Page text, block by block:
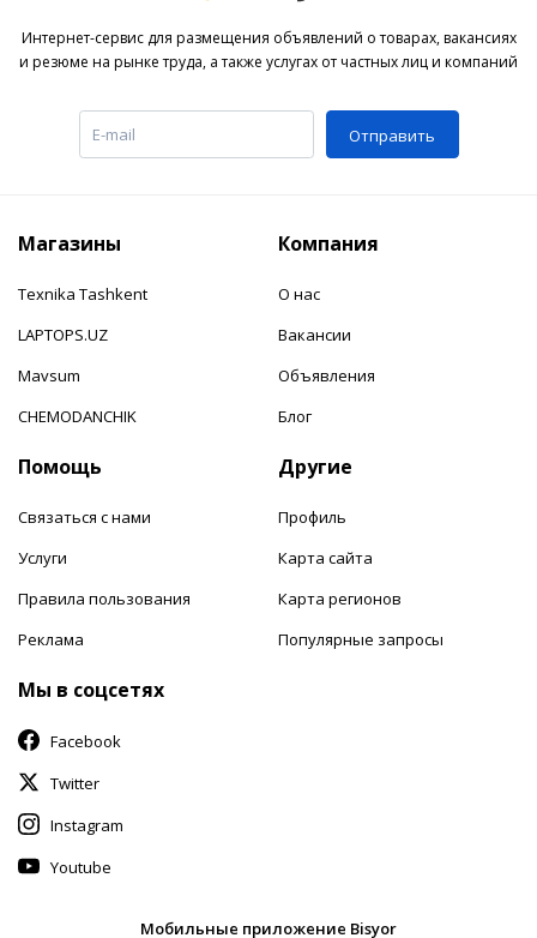
Интернет-сервис для размещения объявлений о товарах, вакансиях
и резюме на рынке труда, а также услугах от частных лиц и компаний
Отправить
Магазины
Texnika Tashkent
LAPTOPS.UZ
Mavsum
CHEMODANCHIK
Компания
О нас
Вакансии
Объявления
Блог
Помощь
Связаться с нами
Услуги
Правила пользования
Реклама
Другие
Профиль
Карта сайта
Карта регионов
Популярные запросы
Мы в соцсетях
Facebook
Twitter
Instagram
Youtube
Мобильные приложение Bisyor